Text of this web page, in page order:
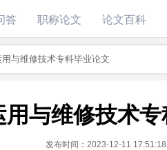
答 职称论文 论文百科
与维修技术专科毕业论文
用与维修技术
发布时间：2023-12-11 17:51:18